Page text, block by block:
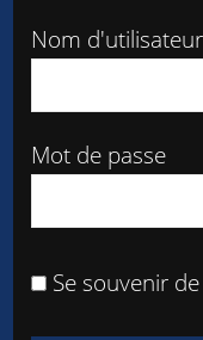
Nom d'utilisateur
Mot de passe
Se souvenir